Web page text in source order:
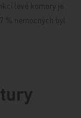
levé komory je
% nemocných byl